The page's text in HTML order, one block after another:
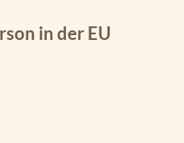
in der EU